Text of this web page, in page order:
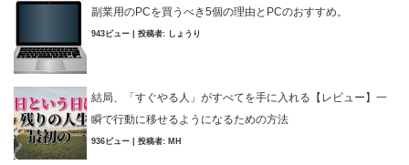
副業用のPCを買うべき5個の理由とPCのおすすめ。
943ビュー 投稿者: しょうり
結局、「すぐやる人」がすべてを手に入れる【レビュー】一
瞬で行動に移せるようになるための方法
936ビュー 投稿者: MH